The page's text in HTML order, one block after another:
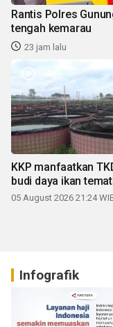
Rantis Polres
tengah kemarau
23 jam lalu
KKP manfaatkan
budi daya ikan
05 August 2026 21:24
Infografik